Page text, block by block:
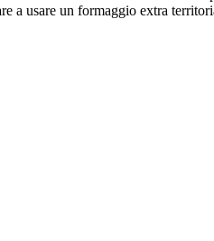
a usare un formaggio extra